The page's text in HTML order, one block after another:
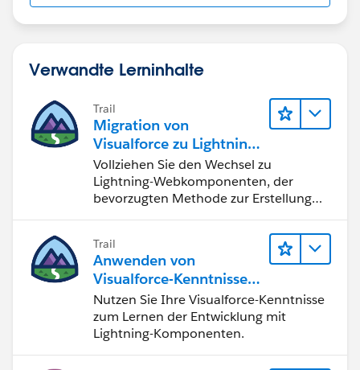
Verwandte Lerninhalte
Trail
Migration von
Visualforce zu Lightning-
Webkomponenten
Vollziehen Sie den Wechsel zu
Lightning-Webkomponenten, der
bevorzugten Methode zur Erstellung
Trail
Anwenden von
Visualforce-Kenntnissen
auf Lightning-
Komponenten
Nutzen Sie Ihre Visualforce-Kenntnisse
zum Lernen der Entwicklung mit
Lightning-Komponenten.